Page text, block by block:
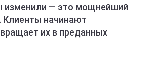
изменили — это мощнейший
Клиенты начинают
их в преданных